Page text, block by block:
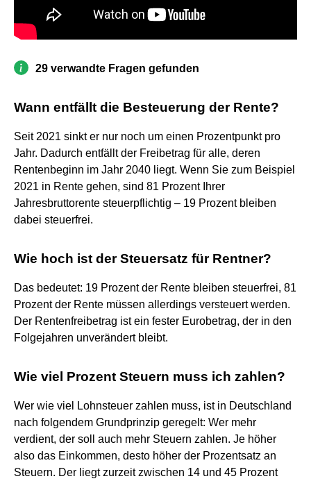
29 verwandte Fragen gefunden
Wann entfällt die Besteuerung der Rente?
Seit 2021 sinkt er nur noch um einen Prozentpunkt pro
Jahr. Dadurch entfällt der Freibetrag für alle, deren
Rentenbeginn im Jahr 2040 liegt. Wenn Sie zum Beispiel
2021 in Rente gehen, sind 81 Prozent Ihrer
Jahresbruttorente steuerpflichtig – 19 Prozent bleiben
dabei steuerfrei.
Wie hoch ist der Steuersatz für Rentner?
Das bedeutet: 19 Prozent der Rente bleiben steuerfrei, 81
Prozent der Rente müssen allerdings versteuert werden.
Der Rentenfreibetrag ist ein fester Eurobetrag, der in den
Folgejahren unverändert bleibt.
Wie viel Prozent Steuern muss ich zahlen?
Wer wie viel Lohnsteuer zahlen muss, ist in Deutschland
nach folgendem Grundprinzip geregelt: Wer mehr
verdient, der soll auch mehr Steuern zahlen. Je höher
also das Einkommen, desto höher der Prozentsatz an
Steuern. Der liegt zurzeit zwischen 14 und 45 Prozent